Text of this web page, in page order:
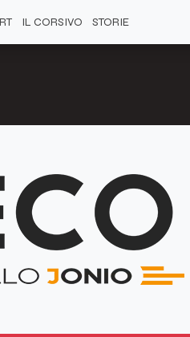
IL CORSIVO STORIE